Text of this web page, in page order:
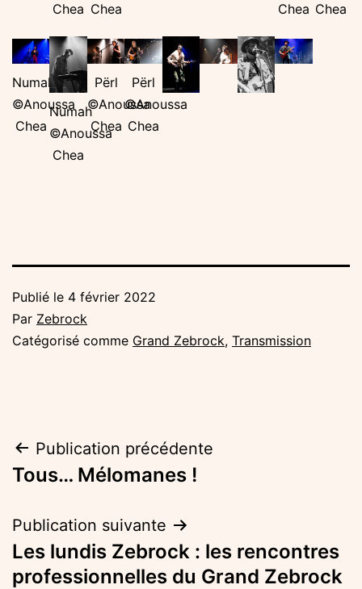
Chea Chea
Chea Chea
Numah
©Anoussa
Chea
Numah
©Anoussa
Chea
Përl
©Anoussa
Chea
Përl
©Anoussa
Chea
Publié le 4 février 2022
Par Zebrock
Catégorisé comme Grand Zebrock, Transmission
Navigation
de
l’article
Publication précédente
Tous… Mélomanes !
Publication suivante
Les lundis Zebrock : les rencontres
professionnelles du Grand Zebrock